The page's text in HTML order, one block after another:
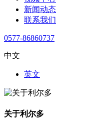
新闻动态
联系我们
0577-86860737
中文
英文
关于利尔多